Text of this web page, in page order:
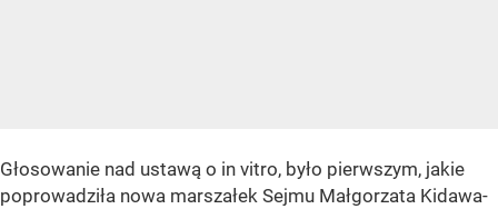
Głosowanie nad ustawą o in vitro, było pierwszym, jakie
poprowadziła nowa marszałek Sejmu Małgorzata Kidawa-